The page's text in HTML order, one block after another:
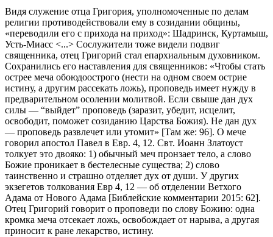
Видя служение отца Григория, уполномоченные по делам
религии противодействовали ему в созидании общины,
«переводили его с прихода на приход»: Шадринск, Куртамыш,
Усть-Миасс <...> Сослужители тоже видели подвиг
священника, отец Григорий стал епархиальным духовником.
Сохранились его наставления для священников: «Чтобы стать
острее меча обоюдоострого (нести на одном своем острие
истину, а другим рассекать ложь), проповедь имеет нужду в
предварительном осолении молитвой. Если свыше дан дух
силы — “выйдет” проповедь (заразит, убедит, исцелит,
освободит, поможет созиданию Царства Божия). Не дан дух
— проповедь развлечет или утомит» [Там же: 96]. О мече
говорил апостол Павел в Евр. 4, 12. Свт. Иоанн Златоуст
толкует это двояко: 1) обычный меч пронзает тело, а слово
Божие проникает в бестелесные существа; 2) слово
таинственно и страшно отделяет дух от души. У других
экзегетов толкования Евр 4, 12 — об отделении Ветхого
Адама от Нового Адама [Библейские комментарии 2015: 62].
Отец Григорий говорит о проповеди по слову Божию: одна
кромка меча отсекает ложь, освобождает от нарыва, а другая
приносит к ране лекарство, истину.